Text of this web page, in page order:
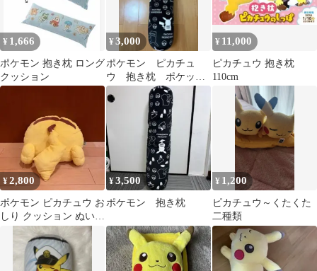
¥ 1,666
ポケモン 抱き枕 ロング
クッション
¥3,000
ポケモン ピカチュ
ウ 抱き枕 ポケット
モンスター
¥ 11,000
ピカチュウ 抱き枕
110cm
¥2,800
ポケモン ピカチュウ お
しり クッション ぬいぐ
¥3,500
ポケモン 抱き枕
¥ 1,200
ピカチュウ～くたくた
二種類